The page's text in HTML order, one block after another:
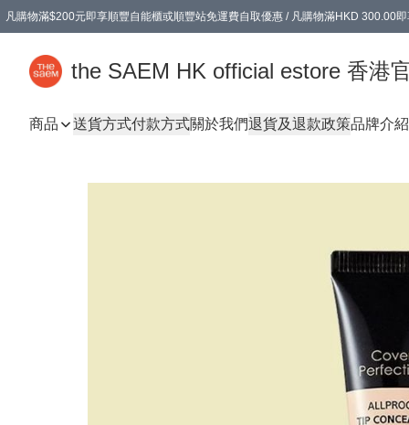
凡購物滿$200元即享順豐自能櫃或順豐站免運費自取優惠 / 凡購物滿HKD 300.00
the SAEM HK official estore 香港
商品 送貨方式付款方式關於我們退貨及退款政策品牌介紹